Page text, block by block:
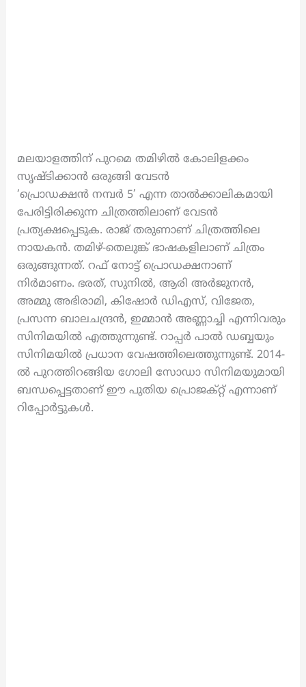
മലയാളത്തിന് പുറമെ തമിഴിൽ കോലിളക്കം
സൃഷ്ടിക്കാൻ ഒരുങ്ങി വേടൻ
‘പ്രൊഡക്ഷൻ നമ്പർ 5’ എന്ന താൽക്കാലികമായി
പേരിട്ടിരിക്കുന്ന ചിത്രത്തിലാണ് വേടൻ
പ്രത്യക്ഷപ്പെടുക. രാജ് തരുണാണ് ചിത്രത്തിലെ
നായകൻ. തമിഴ്-തെലുങ്ക് ഭാഷകളിലാണ് ചിത്രം
ഒരുങ്ങുന്നത്. റഫ് നോട്ട് പ്രൊഡക്ഷനാണ്
നിർമാണം. ഭരത്, സുനിൽ, ആരി അർജുനൻ,
അമ്മു അഭിരാമി, കിഷോർ ഡിഎസ്, വിജേത,
പ്രസന്ന ബാലചന്ദ്രൻ, ഇമ്മാൻ അണ്ണാച്ചി എന്നിവരും
സിനിമയിൽ എത്തുന്നുണ്ട്. റാപ്പർ പാൽ ഡബ്ബയും
സിനിമയിൽ പ്രധാന വേഷത്തിലെത്തുന്നുണ്ട്. 2014-
ൽ പുറത്തിറങ്ങിയ ഗോലി സോഡാ സിനിമയുമായി
ബന്ധപ്പെട്ടതാണ് ഈ പുതിയ പ്രൊജക്റ്റ് എന്നാണ്
റിപ്പോർട്ടുകൾ.